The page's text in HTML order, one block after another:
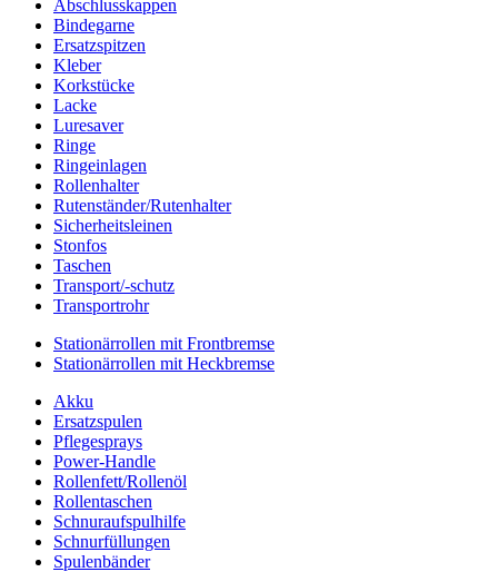
Abschlusskappen
Bindegarne
Ersatzspitzen
Kleber
Korkstücke
Lacke
Luresaver
Ringe
Ringeinlagen
Rollenhalter
Rutenständer/Rutenhalter
Sicherheitsleinen
Stonfos
Taschen
Transport/-schutz
Transportrohr
Stationärrollen mit Frontbremse
Stationärrollen mit Heckbremse
Akku
Ersatzspulen
Pflegesprays
Power-Handle
Rollenfett/Rollenöl
Rollentaschen
Schnuraufspulhilfe
Schnurfüllungen
Spulenbänder